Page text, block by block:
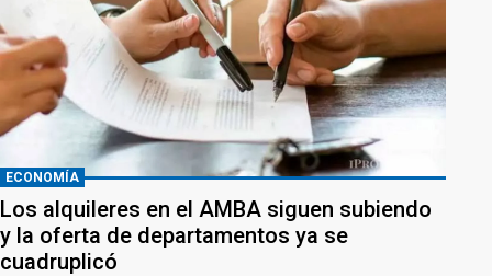
ECONOMÍA
Los alquileres en el AMBA siguen subiendo
y la oferta de departamentos ya se
cuadruplicó